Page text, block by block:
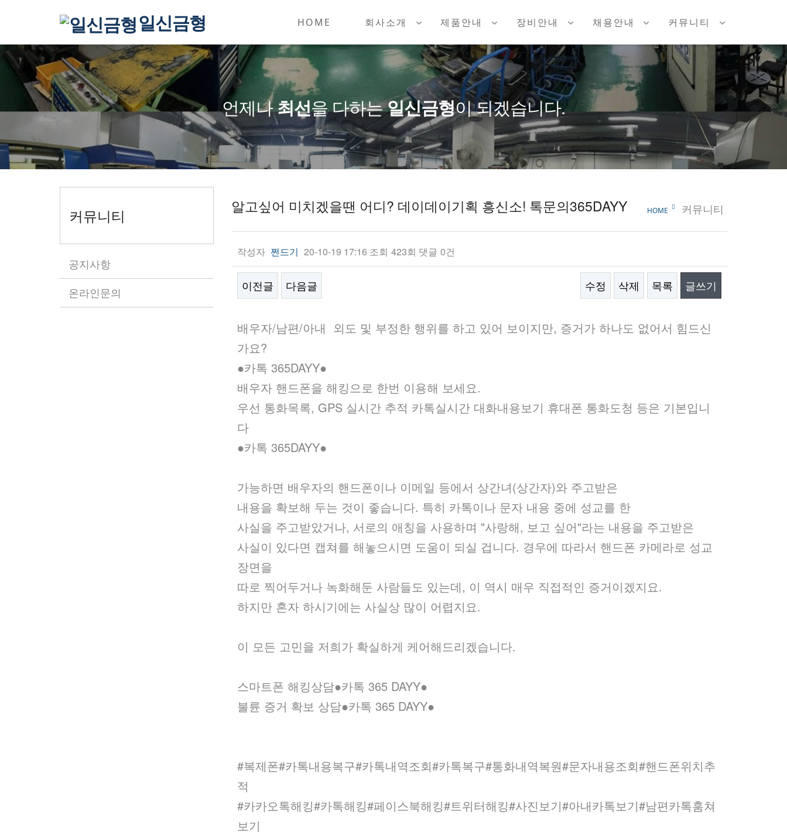
일신금형 HOME 회사소개 제품안내 장비안내 채용안내 커뮤니티
언제나최선을 다하는일신금형이 되겠습니다.
커뮤니티
공지사항
온라인문의
알고싶어 미치겠을땐 어디? 데이데이기획 흥신소! 톡문의365DAYY HOME 커뮤니티
작성자 쩐드기 20-10-19 17:16 조회 423회 댓글 0건
이전글 다음글 수정 삭제 목록 글쓰기
본문
배우자/남편/아내 외도 및 부정한 행위를 하고 있어 보이지만, 증거가 하나도 없어서 힘드신
가요?
●카­톡 365DAYY●
배우자 핸드폰을 해킹으로 한번 이용해 보세요.
우선 통화목록, GPS 실시간 추적 카톡실시간 대화내용보기 휴대폰 통화도청 등은 기본입니
다
●카­톡 365DAYY●
가능하면 배우자의 핸드폰이나 이메일 등에서 상간녀(상간자)와 주고받은
내용을 확보해 두는 것이 좋습니다. 특히 카톡이나 문자 내용 중에 성교를 한
사실을 주고받았거나, 서로의 애칭을 사용하며 "사랑해, 보고 싶어"라는 내용을 주고받은
사실이 있다면 캡쳐를 해놓으시면 도움이 되실 겁니다. 경우에 따라서 핸드폰 카메라로 성교
장면을
따로 찍어두거나 녹화해둔 사람들도 있는데, 이 역시 매우 직접적인 증거이겠지요.
하지만 혼자 하시기에는 사실상 많이 어렵지요.
이 모든 고민을 저희가 확실하게 케어해드리겠습니다.
스마트폰 해킹상담●카­톡 365 DAYY●
불륜 증거 확보 상담●카­톡 365 DAYY●
#복제폰#카톡내용복구#카톡내역조회#카톡복구#통화내역복원#문자내용조회#핸드폰위치추
적
#카카오톡해킹#카톡해킹#페이스북해킹#트위터해킹#사진보기#아내카톡보기#남편카톡훔쳐
보기